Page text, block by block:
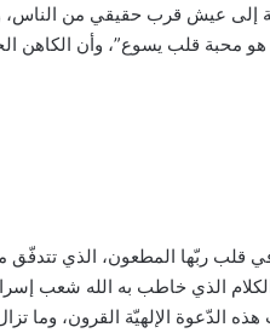
إلى عيش قرب حقيقي من الناس،
هو محبة قلب يسوع”، وأن
قلب ربّها المطعون، الذي تتدفّق
الذي خاطب به الله شعب
1 بطرس 1، 16). عبرت هذه الدّعوة الإلهيّة